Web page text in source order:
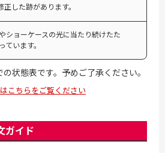
正した跡があります。
ショーケースの光に当たり続けたた
ています。
状態表です。予めご了承ください。
こちらをご覧ください
ガイド